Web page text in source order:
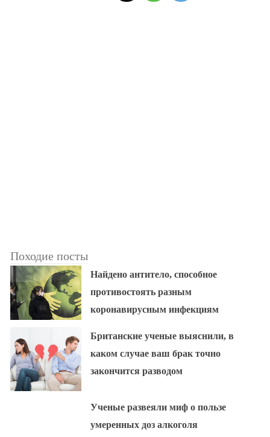
Походие посты
Найдено антитело, способное
противостоять разным
коронавирусным инфекциям
Британские ученые выяснили, в
каком случае ваш брак точно
закончится разводом
Ученые развеяли миф о пользе
умеренных доз алкоголя